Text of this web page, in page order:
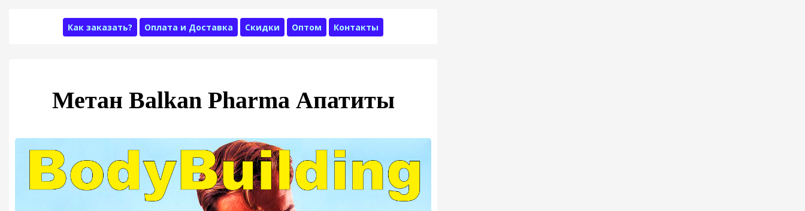
Как заказать? Оплата и Доставка Скидки Оптом Контакты
Метан Balkan Pharma Апатиты